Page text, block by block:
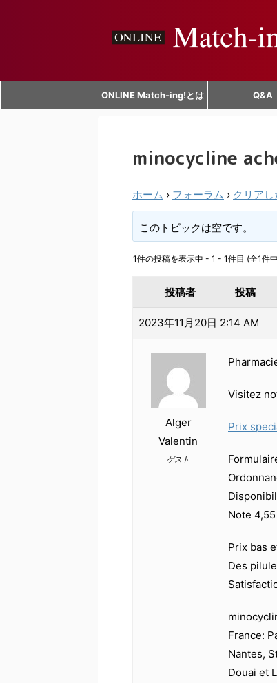
ONLINE Match-ing!とは Q&A
minocycline
ホーム › フォーラム › クリア
このトピックは空です。
1件の投稿を表示中 - 1 - 1件目 (全1件
投稿者 投稿
2023年11月20日 2:14 AM
Alger
Valentin
ゲスト
Visitez
Prix
Note
Prix bas
Des
France:
Nantes,
Douai et